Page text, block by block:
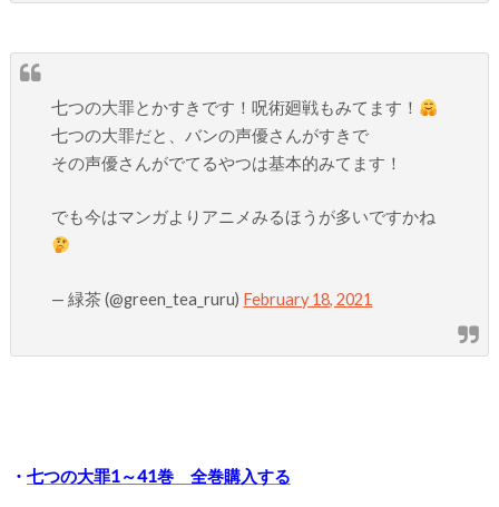
七つの大罪とかすきです！呪術廻戦もみてます！
七つの大罪だと、バンの声優さんがすきで
その声優さんがでてるやつは基本的みてます！
でも今はマンガよりアニメみるほうが多いですかね
— 緑茶 (@green_tea_ruru) February 18, 2021
・ 七つの大罪1～41巻 全巻購入する